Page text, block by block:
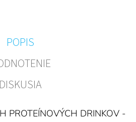
POPIS
DISKUSIA
PROTEÍNOVÝCH DRINKOV -